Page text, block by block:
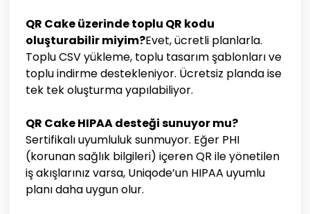
QR Cake üzerinde toplu QR kodu
oluşturabilir miyim?Evet, ücretli planlarla.
Toplu CSV yükleme, toplu tasarım şablonları ve
toplu indirme destekleniyor. Ücretsiz planda ise
tek tek oluşturma yapılabiliyor.
QR Cake HIPAA desteği sunuyor mu?
Sertifikalı uyumluluk sunmuyor. Eğer PHI
(korunan sağlık bilgileri) içeren QR ile yönetilen
iş akışlarınız varsa, Uniqode’un HIPAA uyumlu
planı daha uygun olur.